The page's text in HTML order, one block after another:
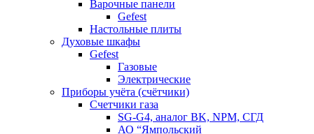
Варочные панели
Gefest
Настольные плиты
Духовые шкафы
Gefest
Газовые
Электрические
Приборы учёта (счётчики)
Счетчики газа
SG-G4, аналог BK, NPM, СГД
АО “Ямпольский